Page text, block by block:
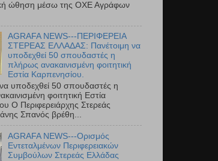
ώθηση μέσω της ΟΧΕ Αγράφων
AGRAFA NEWS---ΠΕΡΙΦΕΡΕΙΑ
ΣΤΕΡΕΑΣ ΕΛΛΑΔΑΣ: Πανέτοιμη να
υποδεχθεί 50 σπουδαστές η
πλήρως ανακαινισμένη φοιτητική
Εστία Καρπενησίου.
υποδεχθεί 50 σπουδαστές η
φοιτητική Εστία
Ο Περιφερειάρχης Στερεάς
Σπανός βρέθη...
AGRAFA NEWS---Ορισμός
Εντεταλμένων Περιφερειακών
Συμβούλων Στερεάς Ελλάδας